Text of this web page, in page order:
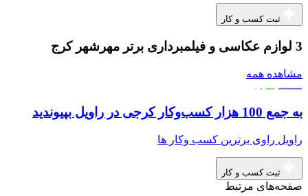
ثبت کسب و کار
3 لوازم عکاسی و فیلمبرداری برتر مهرشهر کرج
مشاهده همه
به جمع 100 هزار کسب‌وکار کرجی در راویل بپیوندید
راویل راوی برترین کسب وکار ها
ثبت کسب و کار
صفحه‌های مرتبط